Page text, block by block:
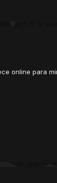
online para